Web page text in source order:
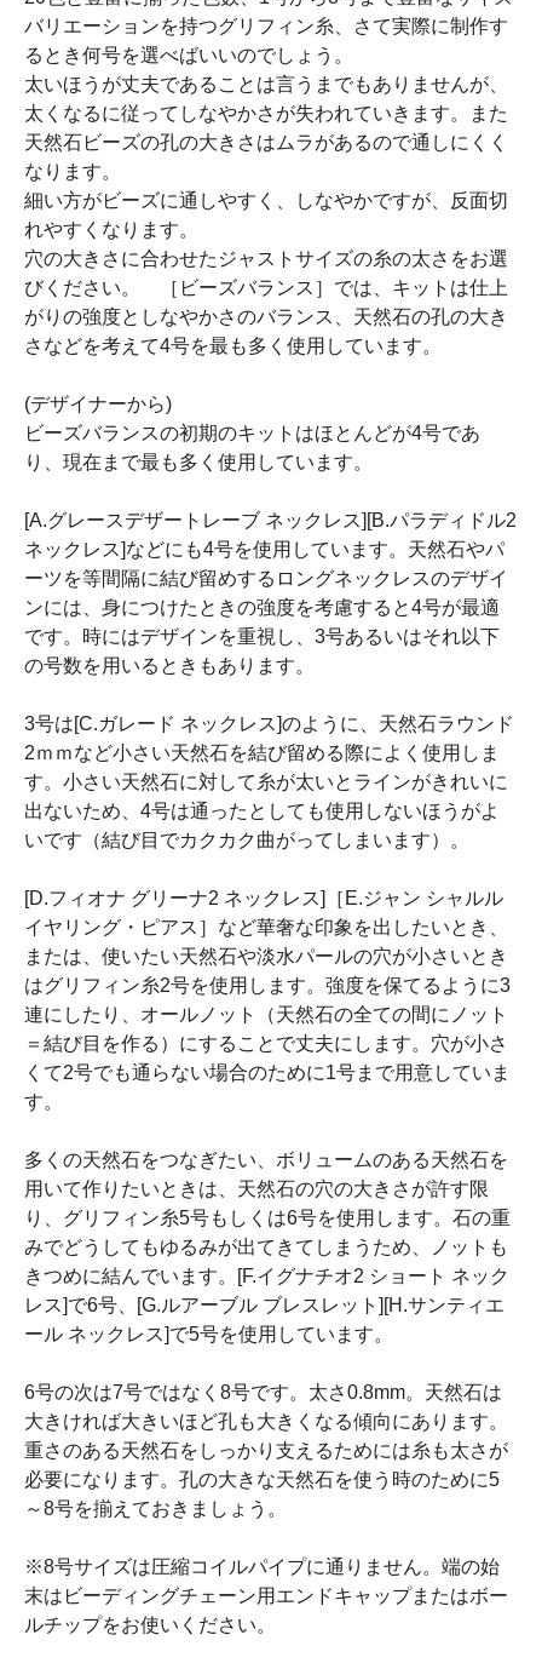
バリエーションを持つグリフィン糸、さて実際に制作す
るとき何号を選べばいいのでしょう。
太いほうが丈夫であることは言うまでもありませんが、
太くなるに従ってしなやかさが失われていきます。また
天然石ビーズの孔の大きさはムラがあるので通しにくく
なります。
細い方がビーズに通しやすく、しなやかですが、反面切
れやすくなります。
穴の大きさに合わせたジャストサイズの糸の太さをお選
びください。 ［ビーズバランス］では、キットは仕上
がりの強度としなやかさのバランス、天然石の孔の大き
さなどを考えて4号を最も多く使用しています。
(デザイナーから)
ビーズバランスの初期のキットはほとんどが4号であ
り、現在まで最も多く使用しています。
[A.グレースデザートレーブ ネックレス][B.パラディドル2
ネックレス]などにも4号を使用しています。天然石やパ
ーツを等間隔に結び留めするロングネックレスのデザイ
ンには、身につけたときの強度を考慮すると4号が最適
です。時にはデザインを重視し、3号あるいはそれ以下
の号数を用いるときもあります。
3号は[C.ガレード ネックレス]のように、天然石ラウンド
2ｍｍなど小さい天然石を結び留める際によく使用しま
す。小さい天然石に対して糸が太いとラインがきれいに
出ないため、4号は通ったとしても使用しないほうがよ
いです（結び目でカクカク曲がってしまいます）。
[D.フィオナ グリーナ2 ネックレス]［E.ジャン シャルル
イヤリング・ピアス］など華奢な印象を出したいとき、
または、使いたい天然石や淡水パールの穴が小さいとき
はグリフィン糸2号を使用します。強度を保てるように3
連にしたり、オールノット（天然石の全ての間にノット
＝結び目を作る）にすることで丈夫にします。穴が小さ
くて2号でも通らない場合のために1号まで用意していま
す。
多くの天然石をつなぎたい、ボリュームのある天然石を
用いて作りたいときは、天然石の穴の大きさが許す限
り、グリフィン糸5号もしくは6号を使用します。石の重
みでどうしてもゆるみが出てきてしまうため、ノットも
きつめに結んでいます。[F.イグナチオ2 ショート ネック
レス]で6号、[G.ルアーブル ブレスレット][H.サンティエ
ール ネックレス]で5号を使用しています。
6号の次は7号ではなく8号です。太さ0.8mm。天然石は
大きければ大きいほど孔も大きくなる傾向にあります。
重さのある天然石をしっかり支えるためには糸も太さが
必要になります。孔の大きな天然石を使う時のために5
～8号を揃えておきましょう。
※8号サイズは圧縮コイルパイプに通りません。端の始
末はビーディングチェーン用エンドキャップまたはボー
ルチップをお使いください。